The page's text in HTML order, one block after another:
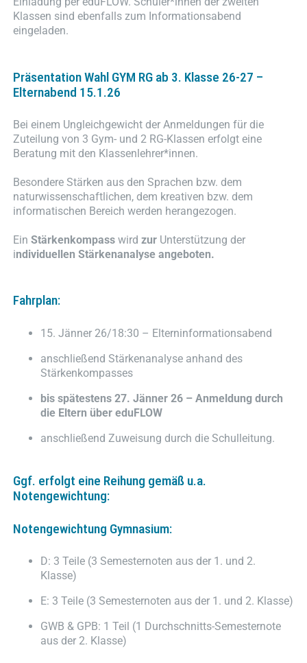
Klassen sind ebenfalls zum Informationsabend
eingeladen.
Präsentation Wahl GYM RG ab 3. Klasse 26-27 –
Elternabend 15.1.26
Bei einem Ungleichgewicht der Anmeldungen für die
Zuteilung von 3 Gym- und 2 RG-Klassen erfolgt eine
Beratung mit den Klassenlehrer*innen.
Besondere Stärken aus den Sprachen bzw. dem
naturwissenschaftlichen, dem kreativen bzw. dem
informatischen Bereich werden herangezogen.
Ein Stärkenkompasswird zurUnterstützung der
individuellen Stärkenanalyse angeboten.
Fahrplan:
15. Jänner 26/18:30 – Elterninformationsabend
anschließend Stärkenanalyse anhand des
Stärkenkompasses
bis spätestens 27. Jänner 26 – Anmeldung durch
die Eltern über eduFLOW
anschließend Zuweisung durch die Schulleitung.
Ggf. erfolgt eine Reihung gemäß u.a.
Notengewichtung:
Notengewichtung Gymnasium:
D: 3 Teile (3 Semesternoten aus der 1. und 2.
Klasse)
E: 3 Teile (3 Semesternoten aus der 1. und 2. Klasse)
GWB & GPB: 1 Teil (1 Durchschnitts-Semesternote
aus der 2. Klasse)